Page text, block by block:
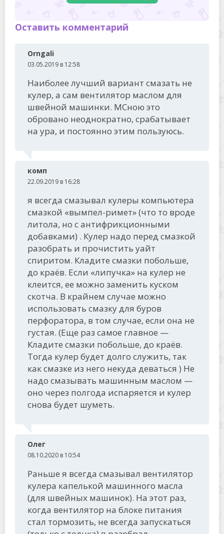
Оставить комментарий
Orngali
03.05.2019 в 12:58
Наиболее лучший вариант смазать не
кулер, а сам вентилятор маслом для
швейной машинки. МСною это
обровано неоднократно, срабатывает
на ура, и постоянно этим пользуюсь.
комп
22.09.2019 в 16:28
я всегда смазывал кулеры компьютера
смазкой «вымпел-римет» (что то вроде
литола, но с антифрикционными
добавками) . Кулер надо перед смазкой
разобрать и прочистить уайт
спиритом. Кладите смазки побольше,
до краёв. Если «липучка» на кулер не
клеится, ее можно заменить куском
скотча. В крайнем случае можно
использовать смазку для буров
перфоратора, в том случае, если она не
густая. (Еще раз самое главное —
Кладите смазки побольше, до краёв.
Тогда кулер будет долго служить, так
как смазке из него некуда деваться ) Не
надо смазывать машинным маслом —
оно через полгода испаряется и кулер
снова будет шуметь.
Олег
08.10.2020 в 10:54
Раньше я всегда смазывал вентилятор
кулера капелькой машинного масла
(для швейных машинок). На этот раз,
когда вентилятор на блоке питания
стал тормозить, не всегда запускаться